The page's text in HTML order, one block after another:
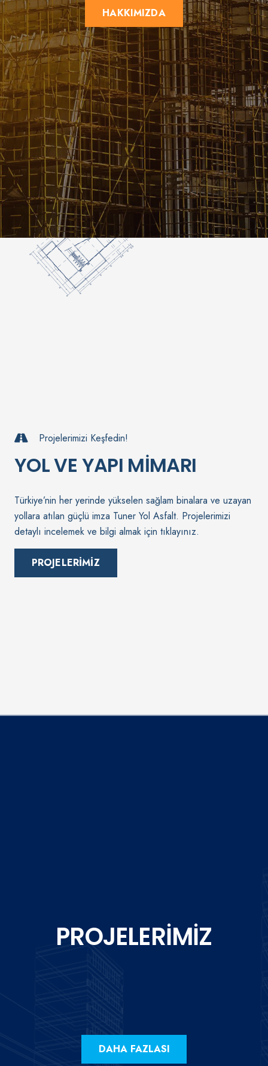
HAKKIMIZDA
Projelerimizi Keşfedin!
YOL VE YAPI MİMARI
Türkiye’nin her yerinde yükselen sağlam binalara ve uzayan
yollara atılan güçlü imza Tuner Yol Asfalt. Projelerimizi
detaylı incelemek ve bilgi almak için tıklayınız.
PROJELERİMİZ
PROJELERİMİZ
DAHA FAZLASI